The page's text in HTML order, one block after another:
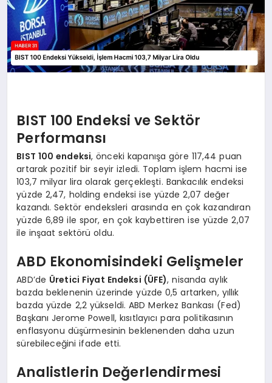
BIST 100 Endeksi ve Sektör
Performansı
BIST 100 endeksi, önceki kapanışa göre 117,44 puan
artarak pozitif bir seyir izledi. Toplam işlem hacmi ise
103,7 milyar lira olarak gerçekleşti. Bankacılık endeksi
yüzde 2,47, holding endeksi ise yüzde 2,07 değer
kazandı. Sektör endeksleri arasında en çok kazandıran
yüzde 6,89 ile spor, en çok kaybettiren ise yüzde 2,07
ile inşaat sektörü oldu.
ABD Ekonomisindeki Gelişmeler
ABD’de Üretici Fiyat Endeksi (ÜFE), nisanda aylık
bazda beklenenin üzerinde yüzde 0,5 artarken, yıllık
bazda yüzde 2,2 yükseldi. ABD Merkez Bankası (Fed)
Başkanı Jerome Powell, kısıtlayıcı para politikasının
enflasyonu düşürmesinin beklenenden daha uzun
sürebileceğini ifade etti.
Analistlerin Değerlendirmesi